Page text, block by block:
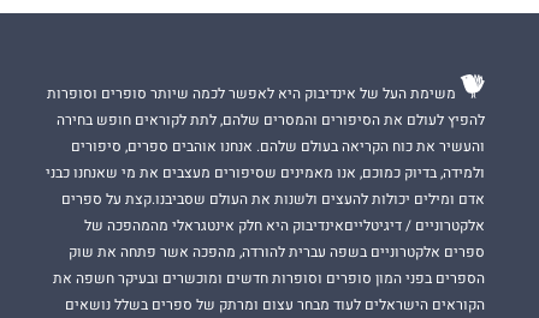
משימת העל של אינדיבוק היא לאפשר לכמה שיותר סופרים וסופרות
להפיץ לעולם את הסיפורים והמסרים שלהם, לתת לקוראים חופש בחירה
והעשיר את כוח הקריאה בעולם שלהם. אנחנו אוהבים ספרים, סיפורים
ולמידה, בדיוק כמוכם, אנו מאמינים שסיפורים מעצבים את מי שאנחנו כבני
אדם ומילים יכולות להעצים ולשנות את העולם שסביבנו.קצת על ספרים
אלקטרוניים / דיגיטלייםאינדיבוק היא חלק אינטגראלי מהמהפכה של
ספרים אלקטרוניים בשפה עברית להורדה, מהפכה אשר פתחה את שוק
הספרים בפני המון סופרים וסופרות חדשים ומוכשרים ובעיקר חשפה את
הקוראים הישראלים לעוד מבחר עצום ומרתק של ספרים בשלל נושאים